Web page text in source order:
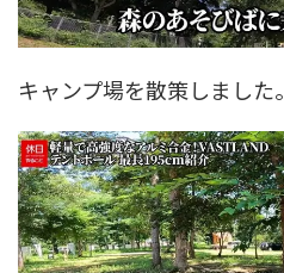
キャンプ場を散策しました。